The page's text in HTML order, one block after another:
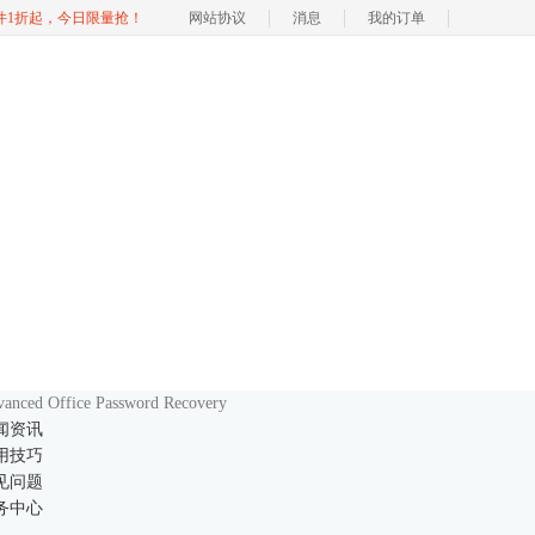
折起，今日限量抢！ 网站协议 消息 我的订单
Office Password Recovery
资讯
技巧
问题
中心